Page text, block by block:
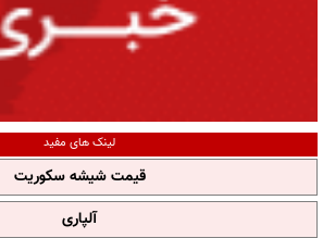
لینک های مفید
قیمت شیشه سکوریت
آلپاری